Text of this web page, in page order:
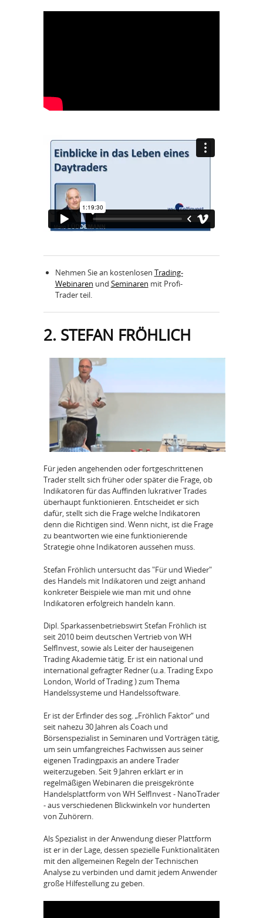
Nehmen Sie an kostenlosen Trading-
Webinaren und Seminaren mit Profi-
Trader teil.
2. STEFAN FRÖHLICH
Für jeden angehenden oder fortgeschrittenen
Trader stellt sich früher oder später die Frage, ob
Indikatoren für das Auffinden lukrativer Trades
überhaupt funktionieren. Entscheidet er sich
dafür, stellt sich die Frage welche Indikatoren
denn die Richtigen sind. Wenn nicht, ist die Frage
zu beantworten wie eine funktionierende
Strategie ohne Indikatoren aussehen muss.
Stefan Fröhlich untersucht das "Für und Wieder"
des Handels mit Indikatoren und zeigt anhand
konkreter Beispiele wie man mit und ohne
Indikatoren erfolgreich handeln kann.
Dipl. Sparkassenbetriebswirt Stefan Fröhlich ist
seit 2010 beim deutschen Vertrieb von WH
SelfInvest, sowie als Leiter der hauseigenen
Trading Akademie tätig. Er ist ein national und
international gefragter Redner (u.a. Trading Expo
London, World of Trading ) zum Thema
Handelssysteme und Handelssoftware.
Er ist der Erfinder des sog. „Fröhlich Faktor“ und
seit nahezu 30 Jahren als Coach und
Börsenspezialist in Seminaren und Vorträgen tätig,
um sein umfangreiches Fachwissen aus seiner
eigenen Tradingpaxis an andere Trader
weiterzugeben. Seit 9 Jahren erklärt er in
regelmäßigen Webinaren die preisgekrönte
Handelsplattform von WH SelfInvest - NanoTrader
- aus verschiedenen Blickwinkeln vor hunderten
von Zuhörern.
Als Spezialist in der Anwendung dieser Plattform
ist er in der Lage, dessen spezielle Funktionalitäten
mit den allgemeinen Regeln der Technischen
Analyse zu verbinden und damit jedem Anwender
große Hilfestellung zu geben.